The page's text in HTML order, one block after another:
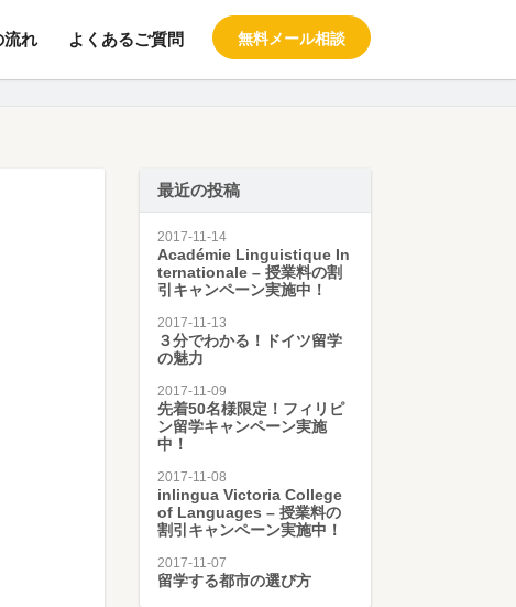
の留学エージェント スタブロ
流れ よくあるご質問 無料メール相談
最近の投稿
2017-11-14
Académie Linguistique In
ternationale – 授業料の割
引キャンペーン実施中！
2017-11-13
３分でわかる！ドイツ留学
の魅力
2017-11-09
先着50名様限定！フィリピ
ン留学キャンペーン実施
中！
2017-11-08
inlingua Victoria College
of Languages – 授業料の
割引キャンペーン実施中！
2017-11-07
留学する都市の選び方